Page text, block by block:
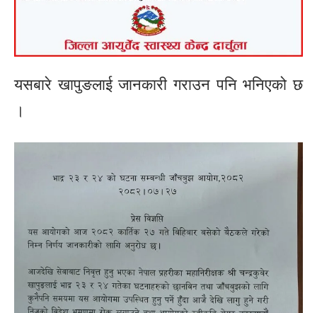
यसबारे खापुङलाई जानकारी गराउन पनि भनिएको छ
।